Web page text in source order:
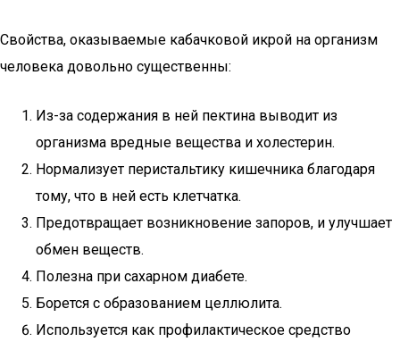
Свойства, оказываемые кабачковой икрой на организм
человека довольно существенны:
Из-за содержания в ней пектина выводит из
организма вредные вещества и холестерин.
Нормализует перистальтику кишечника благодаря
тому, что в ней есть клетчатка.
Предотвращает возникновение запоров, и улучшает
обмен веществ.
Полезна при сахарном диабете.
Борется с образованием целлюлита.
Используется как профилактическое средство